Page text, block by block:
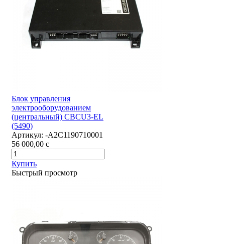
Блок управления
электрооборудованием
(центральный) CBCU3-EL
(5490)
Артикул: -А2С1190710001
56 000,00 c
Купить
Быстрый просмотр